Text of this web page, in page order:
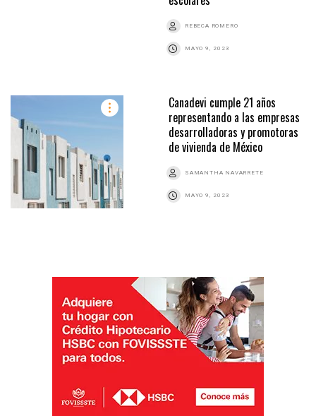
REBECA ROMERO
MAYO 9, 2023
Canadevi cumple 21 años
representando a las empresas
desarrolladoras y promotoras
de vivienda de México
SAMANTHA NAVARRETE
MAYO 9, 2023